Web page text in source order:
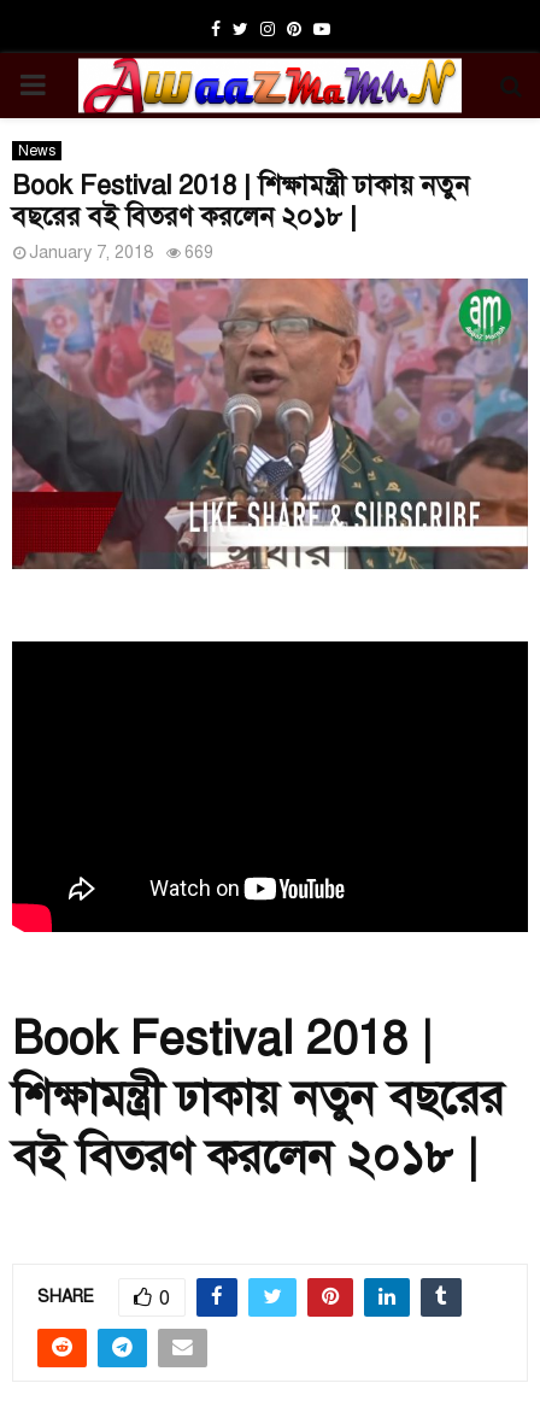
Facebook
TwitterInstagram
Pinterest
Youtube
PRIMARY
MENU
News
Book Festival 2018 | শিক্ষামন্ত্রী ঢাকায় নতুন
বছরের বই বিতরণ করলেন ২০১৮ |
January 7, 2018 669
Book Festival 2018 |
শিক্ষামন্ত্রী ঢাকায় নতুন বছরের
বই বিতরণ করলেন ২০১৮ |
SHARE 0